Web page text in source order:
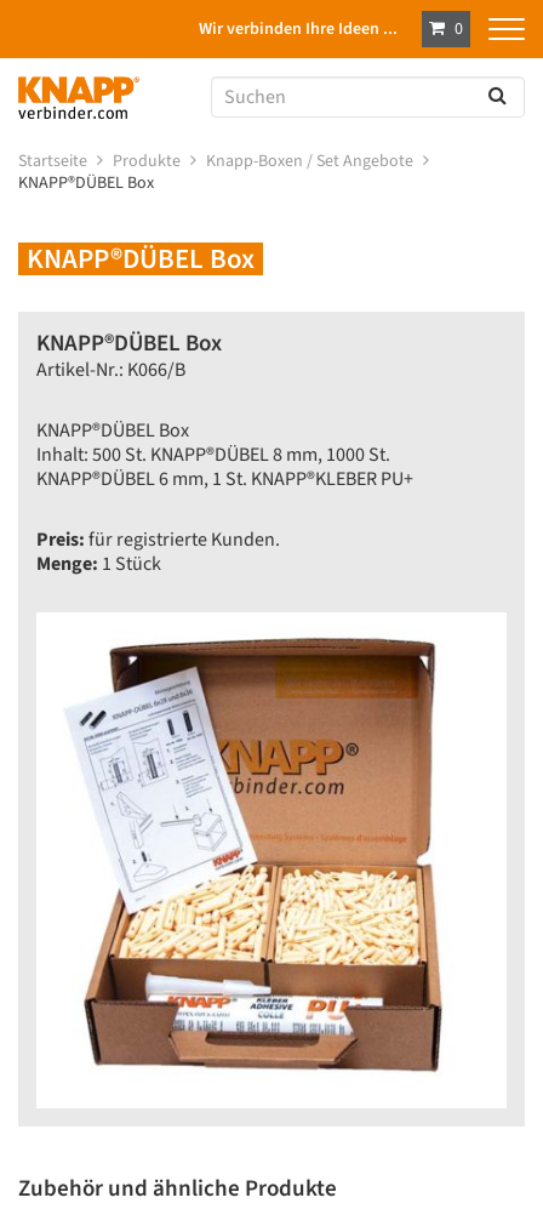
Wir verbinden Ihre Ideen ... 0
Startseite Produkte
Knapp-Boxen / Set Angebote
KNAPP®DÜBEL Box
KNAPP®DÜBEL Box
KNAPP®DÜBEL Box
Artikel-Nr.: K066/B
KNAPP®DÜBEL Box
Inhalt: 500 St. KNAPP®DÜBEL 8 mm, 1000 St.
KNAPP®DÜBEL 6 mm, 1 St. KNAPP®KLEBER PU+
Preis:für registrierte Kunden.
Menge: 1 Stück
Zubehör und ähnliche Produkte